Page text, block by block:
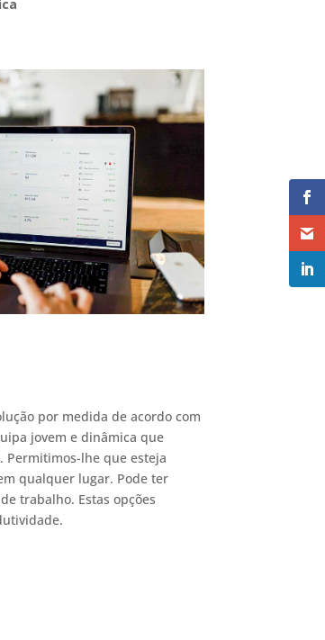
por medida de acordo com
jovem e dinâmica que
Permitimos-lhe que esteja
qualquer lugar. Pode ter
trabalho. Estas opções